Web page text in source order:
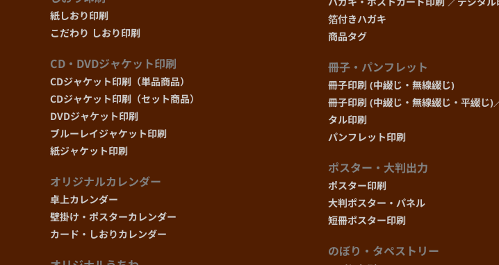
紙しおり印刷
こだわり しおり印刷
CD・DVDジャケット印刷
CDジャケット印刷（単品商品）
CDジャケット印刷（セット商品）
DVDジャケット印刷
ブルーレイジャケット印刷
紙ジャケット印刷
オリジナルカレンダー
卓上カレンダー
壁掛け・ポスターカレンダー
カード・しおりカレンダー
箔付きハガキ
商品タグ
冊子・パンフレット
冊子印刷 (中綴じ・無線綴じ)
冊子印刷 (中綴じ・無線綴じ・平綴じ)
タル印刷
パンフレット印刷
ポスター・大判出力
ポスター印刷
大判ポスター・パネル
短冊ポスター印刷
のぼり・タペストリー